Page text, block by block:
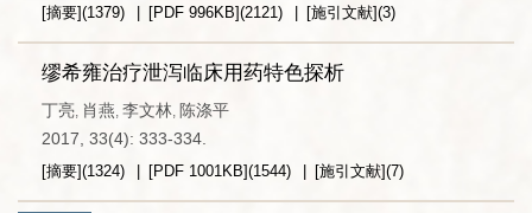
[摘要](1379) [PDF 996KB](2121) [施引文献](3)
缪希雍治疗泄泻临床用药特色探析
丁亮, 肖燕, 李文林, 陈涤平
2017, 33(4): 333-334.
[摘要](1324) [PDF 1001KB](1544) [施引文献](7)